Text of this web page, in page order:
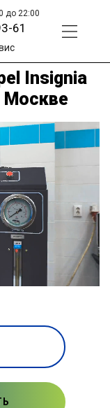
до 22:00
61
Insignia
Москве